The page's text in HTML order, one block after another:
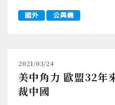
國外 公與義
2021/03/24
美中角力 歐盟32年
裁中國